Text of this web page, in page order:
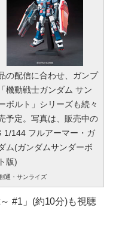
の配信に合わせ、ガンプ
機動戦士ガンダム サン
ボルト」シリーズも続々
予定。写真は、販売中の
1/144 フルアーマー・ガ
ム(ガンダムサンダーボ
版)
通・サンライズ
#1」(約10分)も視聴